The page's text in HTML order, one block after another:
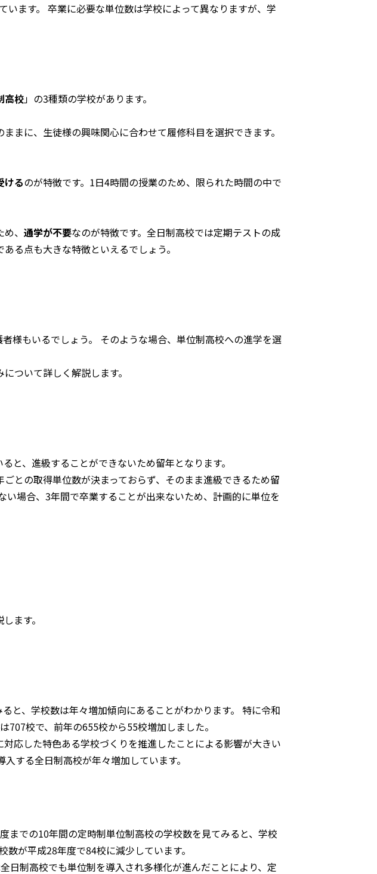
ます。 卒業に必要な単位数は学校によって異なりますが、学
高校」の3種類の学校があります。
まに、生徒様の興味関心に合わせて履修科目を選択できます。
けるのが特徴です。1日4時間の授業のため、限られた時間の中で
、 通学が不要なのが特徴です。全日制高校では定期テストの成
る点も大きな特徴といえるでしょう。
様もいるでしょう。 そのような場合、単位制高校への進学を選
ついて詳しく解説します。
と、進級することができないため留年となります。
との取得単位数が決まっておらず、そのまま進級できるため留
場合、3年間で卒業することが出来ないため、計画的に単位を
ます。
と、学校数は年々増加傾向にあることがわかります。 特に令和
校で、前年の655校から55校増加しました。
応した特色ある学校づくりを推進したことによる影響が大きい
する全日制高校が年々増加しています。
までの10年間の定時制単位制高校の学校数を見てみると、学校
が平成28年度で84校に減少しています。
日制高校でも単位制を導入され多様化が進んだことにより、定